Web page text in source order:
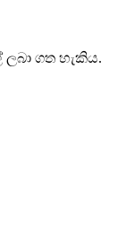
ලබා ගත හැකිය.